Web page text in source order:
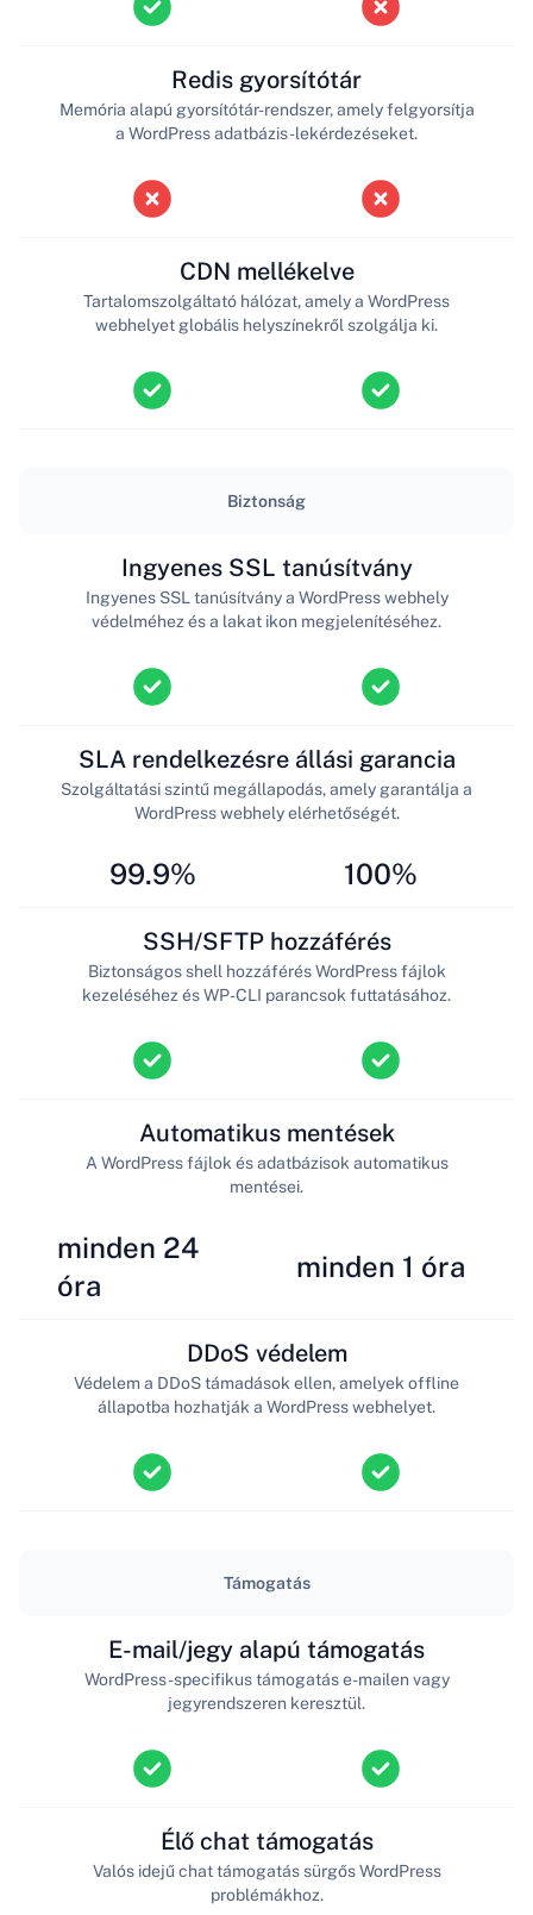
Redis gyorsítótár
Memória alapú gyorsítótár-rendszer, amely felgyorsítja
a WordPress adatbázis-lekérdezéseket.
CDN mellékelve
Tartalomszolgáltató hálózat, amely a WordPress
webhelyet globális helyszínekről szolgálja ki.
Biztonság
Ingyenes SSL tanúsítvány
Ingyenes SSL tanúsítvány a WordPress webhely
védelméhez és a lakat ikon megjelenítéséhez.
99.9%
SLA rendelkezésre állási garancia
Szolgáltatási szintű megállapodás, amely garantálja a
WordPress webhely elérhetőségét.
100%
SSH/SFTP hozzáférés
Biztonságos shell hozzáférés WordPress fájlok
kezeléséhez és WP-CLI parancsok futtatásához.
minden 24
óra
Automatikus mentések
A WordPress fájlok és adatbázisok automatikus
mentései.
minden 1 óra
DDoS védelem
Védelem a DDoS támadások ellen, amelyek offline
állapotba hozhatják a WordPress webhelyet.
Támogatás
E-mail/jegy alapú támogatás
WordPress-specifikus támogatás e-mailen vagy
jegyrendszeren keresztül.
Élő chat támogatás
Valós idejű chat támogatás sürgős WordPress
problémákhoz.